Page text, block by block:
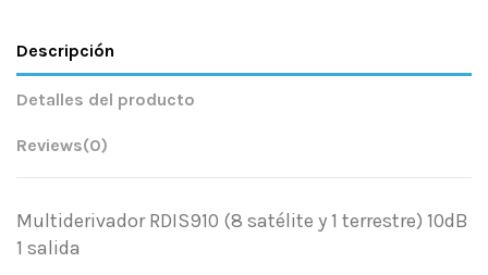
Descripción
Detalles del producto
Reviews(0)
Multiderivador RDIS910 (8 satélite y 1 terrestre) 10dB
1 salida